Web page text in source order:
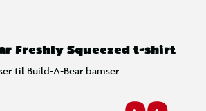
Freshly Squeezed t-shirt
til Build-A-Bear bamser